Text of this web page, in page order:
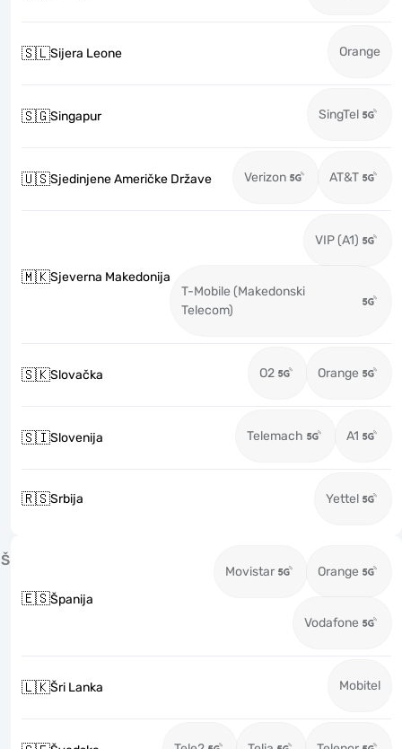
🇸🇱Sijera Leone Orange
🇸🇬Singapur SingTel
🇺🇸Sjedinjene Američke Države Verizon AT&T
🇲🇰Sjeverna Makedonija
VIP (A1)
T-Mobile (Makedonski
Telecom)
🇸🇰Slovačka O2 Orange
🇸🇮Slovenija Telemach A1
🇷🇸Srbija Yettel
Š
🇪🇸Španija
Movistar Orange
Vodafone
🇱🇰Šri Lanka Mobitel